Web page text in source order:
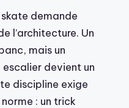
demande
l’architecture. Un
mais un
devient un
discipline exige
: un trick